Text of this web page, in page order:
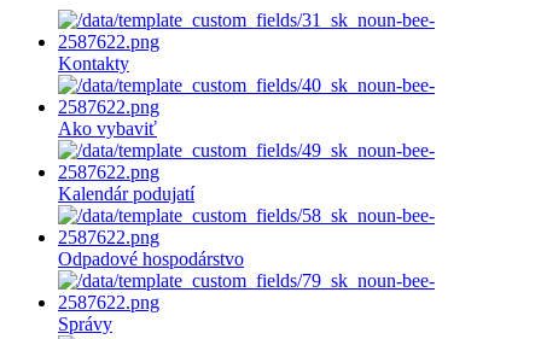
Kontakty
Ako vybaviť
Kalendár podujatí
Odpadové hospodárstvo
Správy